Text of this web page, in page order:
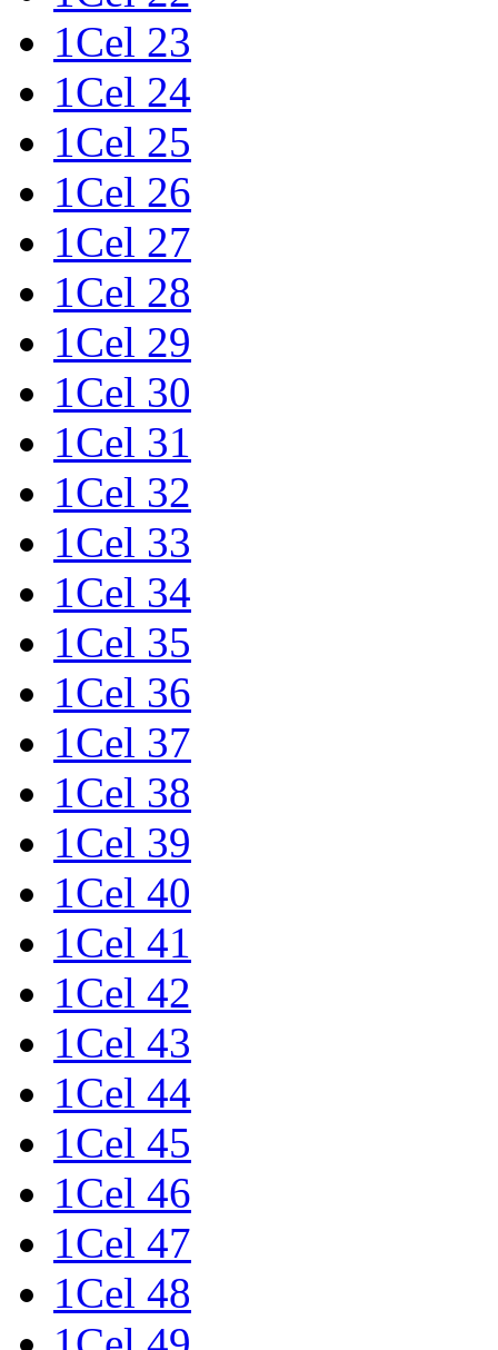
1Cel 23
1Cel 24
1Cel 25
1Cel 26
1Cel 27
1Cel 28
1Cel 29
1Cel 30
1Cel 31
1Cel 32
1Cel 33
1Cel 34
1Cel 35
1Cel 36
1Cel 37
1Cel 38
1Cel 39
1Cel 40
1Cel 41
1Cel 42
1Cel 43
1Cel 44
1Cel 45
1Cel 46
1Cel 47
1Cel 48